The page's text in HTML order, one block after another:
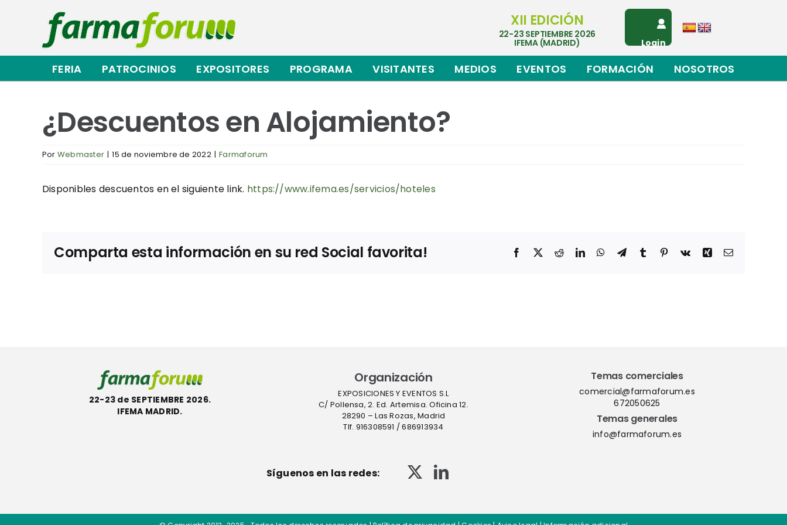
contenido
XII EDICIÓN
22-23 SEPTIEMBRE 2026
IFEMA (MADRID) Login
FERIA PATROCINIOS EXPOSITORES PROGRAMA VISITANTES MEDIOS EVENTOS FORMACIÓN NOSOTROS
¿Descuentos en Alojamiento?
Por Webmaster | 15 de noviembre de 2022 | Farmaforum
Disponibles descuentos en el siguiente link. https://www.ifema.es/servicios/hoteles
Comparta esta información en su red Social favorita! Facebook
X RedditLinkedInWhatsApp
TelegramTumblr Pinterest
Vk Xing Correo
22-23 de SEPTIEMBRE 2026.
IFEMA MADRID.
Organización
EXPOSICIONES Y EVENTOS S.L
C/ Pollensa, 2. Ed. Artemisa. Oficina 12.
28290 – Las Rozas, Madrid
Tlf. 916308591 / 686913934
Temas comerciales
comercial@farmaforum.es
672050625
Temas generales
info@farmaforum.es
Síguenos en las redes: